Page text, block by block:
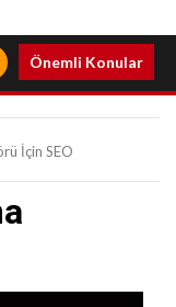
Önemli Konular
İçin SEO